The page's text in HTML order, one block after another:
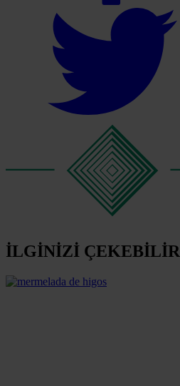
İLGİNİZİ ÇEKEBİLİR